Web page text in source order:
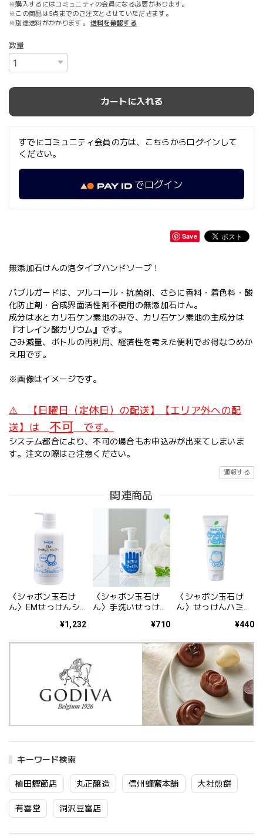
キーワード検索
植田鰹節店 丸正醸造 信州蜂蜜本舗 大社煎餅
有喜堂 洞沢豆富店
※購入するにはコミュニティの会員になる必要があります。
※この商品は5点までのご注文とさせていただきます。
※別途送料がかかります。
送料を確認する
数量
カートに入れる
すでにコミュニティ会員の方は、こちらからログインして
ください。
でログイン
Save
無添加石けんの泡タイプハンドソープ！
バブルガードは、アルコール・抗菌剤、さらに香料・着色料・酸
化防止剤・合成界面活性剤不使用の無添加石けん。
成分は水とカリ石ケン素地のみで、カリ石ケン素地の主成分は
『オレイン酸カリウム』です。
ごみ減量、ボトルの再利用、経済性を考えた便利でお得なつめか
え用です。
※画像はイメージです。
⚠ 【日曜日（定休日）の配送】【エリア外への配
送】は 不可 です。
システム都合により、不可の場合もお申込みが出来てしまいま
す。注文の際はご注意ください。
通報する
関連商品
〈シャボン玉石け
ん〉EMせっけんシ
¥1,232
〈シャボン玉石け
ん〉手洗いせっけん
¥710
〈シャボン玉石け
ん〉せっけんハミガ
¥440